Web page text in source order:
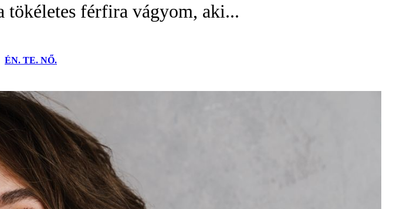
tökéletes férfira vágyom, aki...
ÉN. TE. NŐ.